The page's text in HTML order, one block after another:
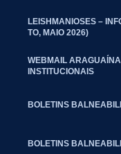
LEISHMANIOSES –
TO, MAIO 2026)
WEBMAIL
INSTITUCIONAIS
BOLETINS
BOLETINS